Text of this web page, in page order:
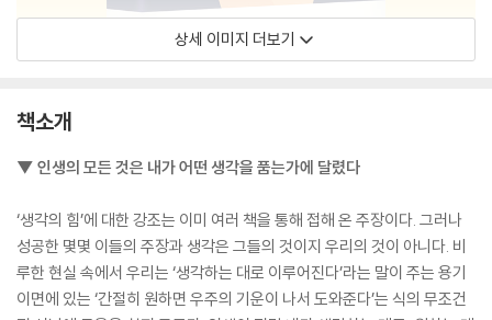
상세 이미지 더보기
책소개
▼ 인생의 모든 것은 내가 어떤 생각을 품는가에 달렸다
‘생각의 힘’에 대한 강조는 이미 여러 책을 통해 접해 온 주장이다. 그러나
성공한 몇몇 이들의 주장과 생각은 그들의 것이지 우리의 것이 아니다. 비
루한 현실 속에서 우리는 ‘생각하는 대로 이루어진다’라는 말이 주는 용기
이면에 있는 ‘간절히 원하면 우주의 기운이 나서 도와준다’는 식의 무조건